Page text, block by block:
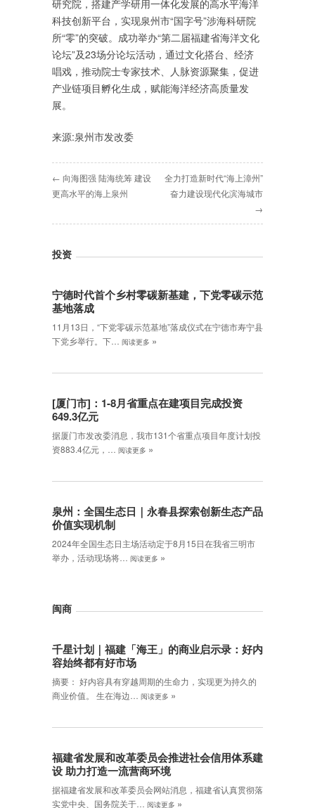
研究院，搭建产学研用一体化发展的高水平海洋
科技创新平台，实现泉州市“国字号”涉海科研院
所“零”的突破。成功举办“第二届福建省海洋文化
论坛”及23场分论坛活动，通过文化搭台、经济
唱戏，推动院士专家技术、人脉资源聚集，促进
产业链项目孵化生成，赋能海洋经济高质量发
展。
来源:泉州市发改委
← 向海图强 陆海统筹 建设
更高水平的海上泉州
全力打造新时代“海上漳州”
奋力建设现代化滨海城市
→
投资
宁德时代首个乡村零碳新基建，下党零碳示范
基地落成
11月13日，“下党零碳示范基地”落成仪式在宁德市寿宁县
下党乡举行。下…
阅读更多 »
[厦门市]：1-8月省重点在建项目完成投资
649.3亿元
据厦门市发改委消息，我市131个省重点项目年度计划投
资883.4亿元，…
阅读更多 »
泉州：全国生态日｜永春县探索创新生态产品
价值实现机制
2024年全国生态日主场活动定于8月15日在我省三明市
举办，活动现场将…
阅读更多 »
闽商
千星计划｜福建「海王」的商业启示录：好内
容始终都有好市场
摘要： 好内容具有穿越周期的生命力，实现更为持久的
商业价值。 生在海边…
阅读更多 »
福建省发展和改革委员会推进社会信用体系建
设 助力打造一流营商环境
据福建省发展和改革委员会网站消息，福建省认真贯彻落
实党中央、国务院关于…
阅读更多 »